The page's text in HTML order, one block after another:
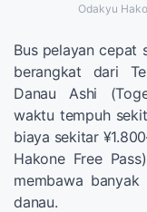
Odakyu
Bus pelayan cepat
berangkat dari
Danau Ashi
waktu tempuh
biaya sekitar
Hakone Free
membawa
danau.